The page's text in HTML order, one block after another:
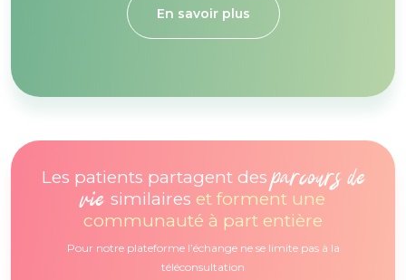
En savoir plus
Les patients partagent desparcours de
vie similaires et forment une
communauté à part entière
Pour notre plateforme l’échange ne se limite pas à la
téléconsultation